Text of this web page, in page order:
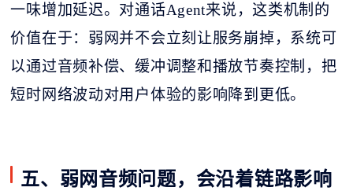
一味增加延迟。对通话Agent来说，这类机制的
价值在于：弱网并不会立刻让服务崩掉，系统可
以通过音频补偿、缓冲调整和播放节奏控制，把
短时网络波动对用户体验的影响降到更低。
五、弱网音频问题，会沿着链路影响